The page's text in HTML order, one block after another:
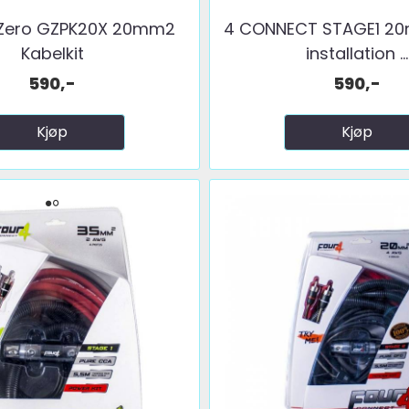
GZPK20X 20mm2
Kabelkit
590,-
Kjøp
4 CONNECT STAGE1
installation ...
590,-
Kjøp